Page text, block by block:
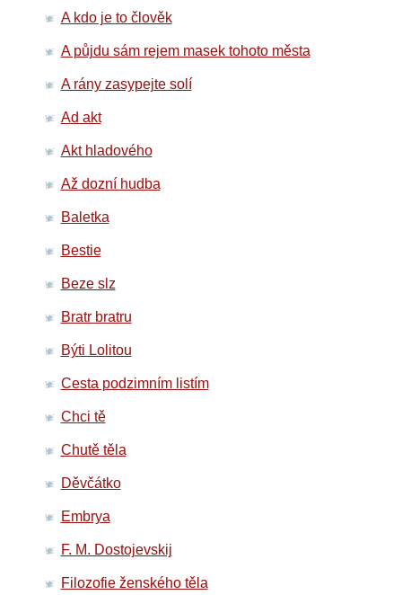
A kdo je to člověk
A půjdu sám rejem masek tohoto města
A rány zasypejte solí
Ad akt
Akt hladového
Až dozní hudba
Baletka
Bestie
Beze slz
Bratr bratru
Býti Lolitou
Cesta podzimním listím
Chci tě
Chutě těla
Děvčátko
Embrya
F. M. Dostojevskij
Filozofie ženského těla